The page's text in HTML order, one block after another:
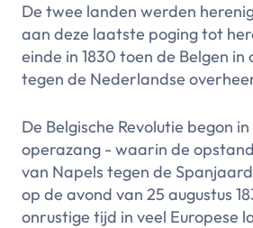
De twee landen werden
aan deze laatste poging tot
einde in 1830 toen de Belgen
tegen de Nederlandse
De Belgische Revolutie begon
operazang - waarin de
van Napels tegen de
op de avond van 25 augustus
onrustige tijd in veel Europese